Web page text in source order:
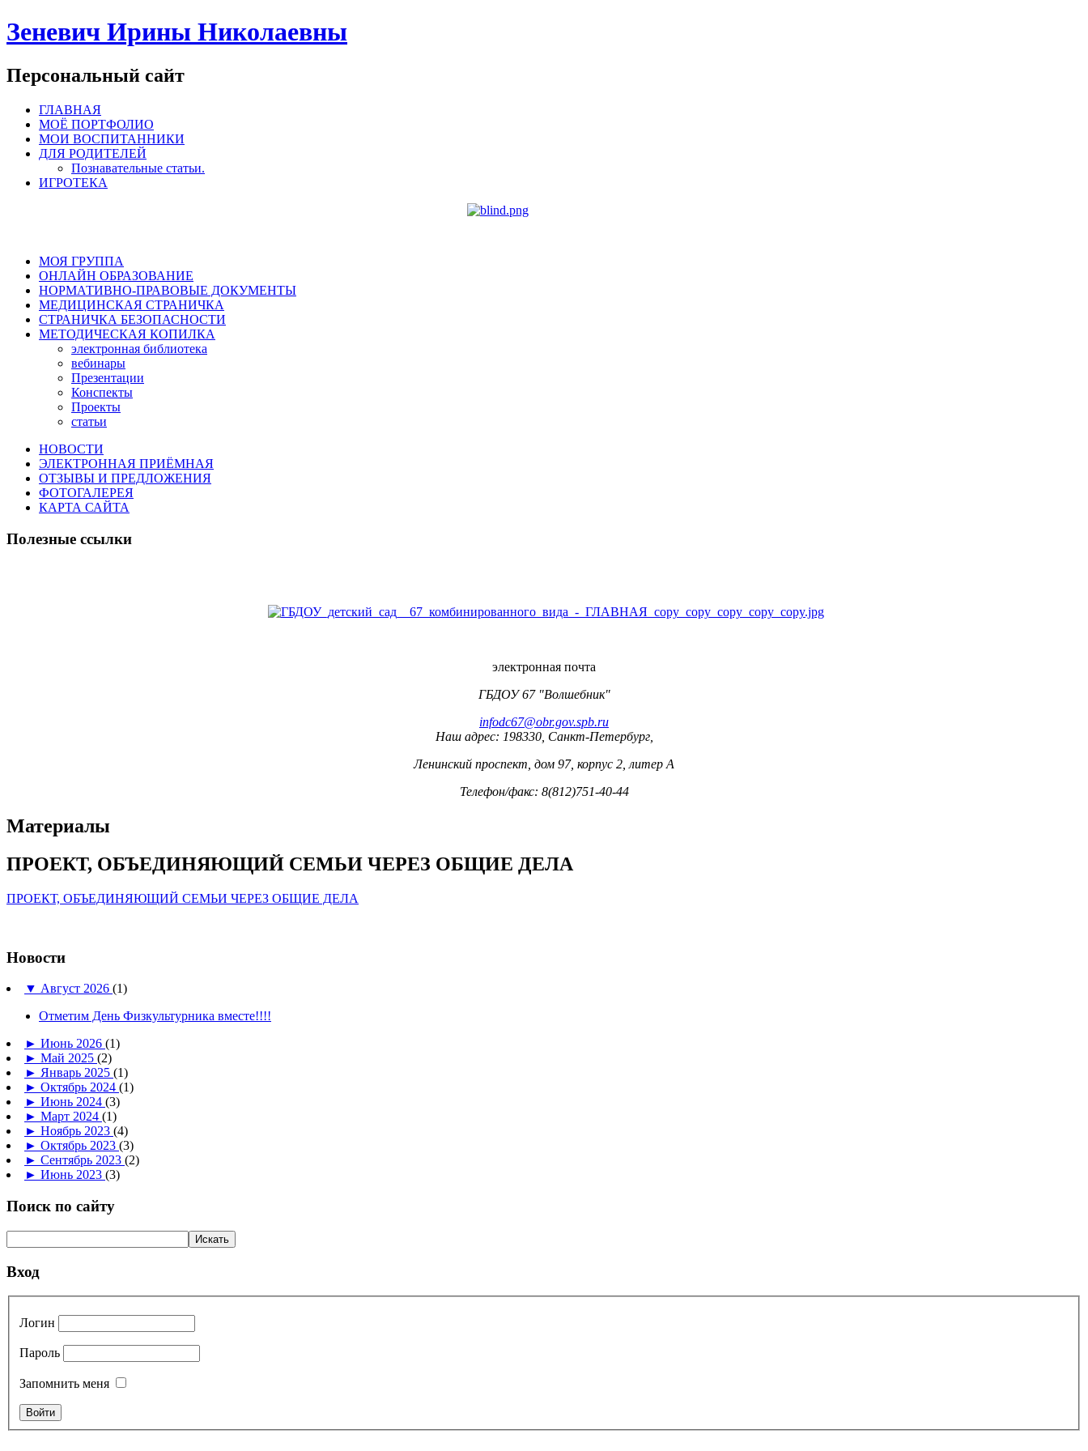
Зеневич Ирины Николаевны
Персональный сайт
ГЛАВНАЯ
МОЁ ПОРТФОЛИО
МОИ ВОСПИТАННИКИ
ДЛЯ РОДИТЕЛЕЙ
Познавательные статьи.
ИГРОТЕКА
МОЯ ГРУППА
ОНЛАЙН ОБРАЗОВАНИЕ
НОРМАТИВНО-ПРАВОВЫЕ ДОКУМЕНТЫ
МЕДИЦИНСКАЯ СТРАНИЧКА
СТРАНИЧКА БЕЗОПАСНОСТИ
МЕТОДИЧЕСКАЯ КОПИЛКА
электронная библиотека
вебинары
Презентации
Конспекты
Проекты
статьи
НОВОСТИ
ЭЛЕКТРОННАЯ ПРИЁМНАЯ
ОТЗЫВЫ И ПРЕДЛОЖЕНИЯ
ФОТОГАЛЕРЕЯ
КАРТА САЙТА
Полезные ссылки
электронная почта
ГБДОУ 67 "Волшебник"
infodc67@obr.gov.spb.ru
Наш адрес: 198330, Санкт-Петербург,
Ленинский проспект, дом 97, корпус 2, литер А
Телефон/факс: 8(812)751-40-44
Материалы
ПРОЕКТ, ОБЪЕДИНЯЮЩИЙ СЕМЬИ ЧЕРЕЗ ОБЩИЕ ДЕЛА
ПРОЕКТ, ОБЪЕДИНЯЮЩИЙ СЕМЬИ ЧЕРЕЗ ОБЩИЕ ДЕЛА
Новости
▼ Август 2026 (1)
Отметим День Физкультурника вместе!!!!
► Июнь 2026 (1)
► Май 2025 (2)
► Январь 2025 (1)
► Октябрь 2024 (1)
► Июнь 2024 (3)
► Март 2024 (1)
► Ноябрь 2023 (4)
► Октябрь 2023 (3)
► Сентябрь 2023 (2)
► Июнь 2023 (3)
Поиск по сайту
Вход
Логин
Пароль
Запомнить меня